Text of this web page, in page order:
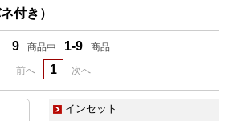
付き）
9 商品中 1-9 商品
前へ 1 次へ
インセット